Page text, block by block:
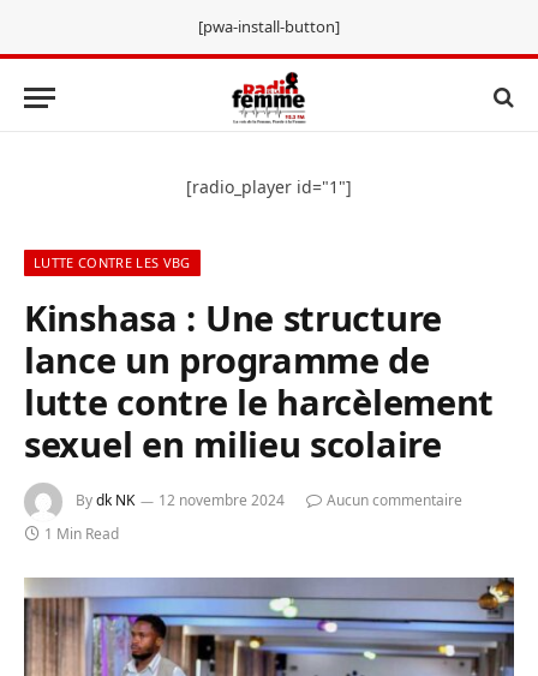
[pwa-install-button]
[radio_player id="1"]
LUTTE CONTRE LES VBG
Kinshasa : Une structure
lance un programme de
lutte contre le harcèlement
sexuel en milieu scolaire
Bydk NK 12 novembre 2024
Aucun commentaire
1 Min Read